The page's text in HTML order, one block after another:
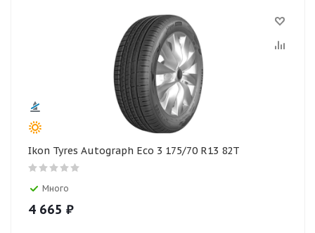
Ikon Tyres Autograph Eco 3 175/70 R13 82T
Много
4 665 ₽